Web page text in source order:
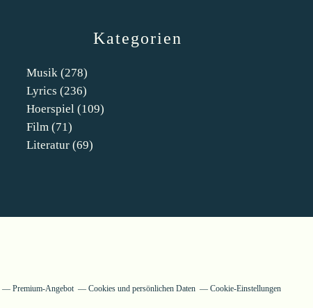
Kategorien
Musik (278)
Lyrics (236)
Hoerspiel (109)
Film (71)
Literatur (69)
Premium-Angebot Cookies und persönlichen Daten Cookie-Einstellungen